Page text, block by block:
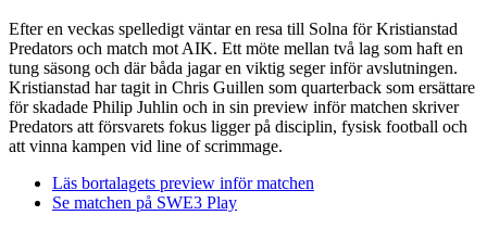
Efter en veckas spelledigt väntar en resa till Solna för Kristianstad
Predators och match mot AIK. Ett möte mellan två lag som haft en
tung säsong och där båda jagar en viktig seger inför avslutningen.
Kristianstad har tagit in Chris Guillen som quarterback som ersättare
för skadade Philip Juhlin och in sin preview inför matchen skriver
Predators att försvarets fokus ligger på disciplin, fysisk football och
att vinna kampen vid line of scrimmage.
Läs bortalagets preview inför matchen
Se matchen på SWE3 Play